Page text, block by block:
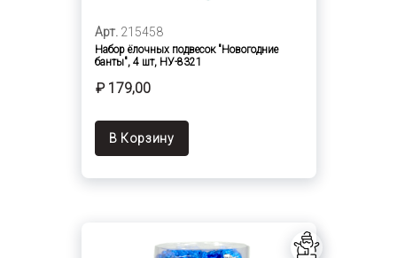
Арт. 215458
Набор ёлочных подвесок "Новогодние
банты", 4 шт, НУ-8321
₽ 179,00
В Корзину